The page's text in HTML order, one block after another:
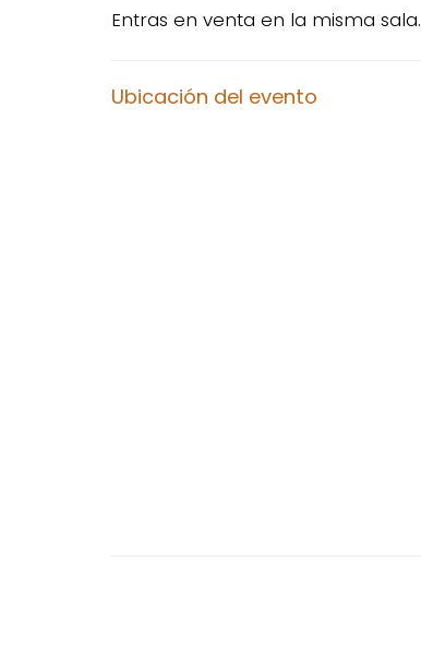
Entras en venta en la misma sala.
Ubicación del evento